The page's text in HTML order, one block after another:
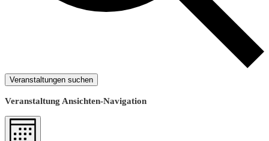
Veranstaltungen suchen
Veranstaltung Ansichten-Navigation